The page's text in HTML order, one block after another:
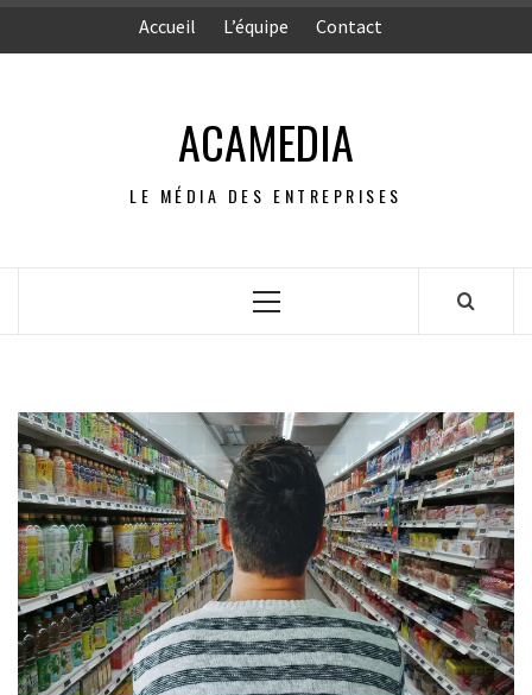
Accueil L’équipe Contact
ACAMEDIA
LE MÉDIA DES ENTREPRISES
Menu